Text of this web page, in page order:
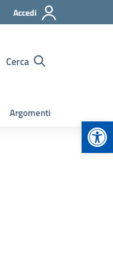
Accedi
Cerca
Argomenti